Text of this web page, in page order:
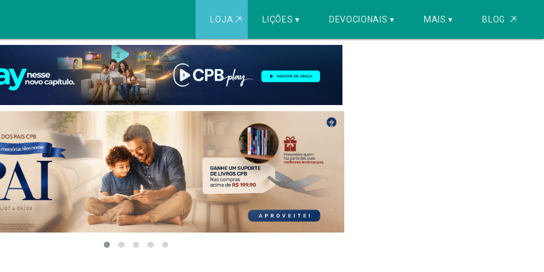
LOJA ⇱ LIÇÕES ▾ DEVOCIONAIS ▾ MAIS ▾ BLOG ⇱